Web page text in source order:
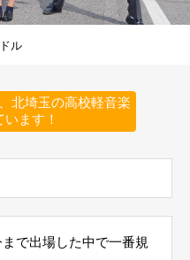
ル
北埼玉の高校軽音楽
ます！
で出場した中で一番規